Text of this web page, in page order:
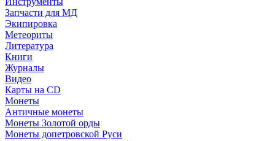
Запчасти для МД
Экипировка
Метеориты
Литература
Книги
Журналы
Видео
Карты на CD
Монеты
Античные монеты
Монеты Золотой орды
Монеты допетровской Руси